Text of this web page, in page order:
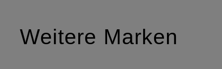
Weitere Marken